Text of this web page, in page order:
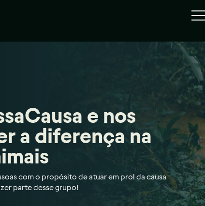
e nos
a diferença na
com o propósito de atuar em prol da causa
parte desse grupo!